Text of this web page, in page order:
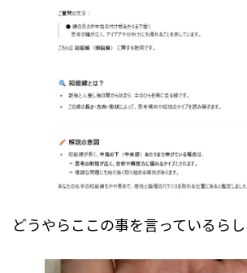
どうやらここの事を言っているら